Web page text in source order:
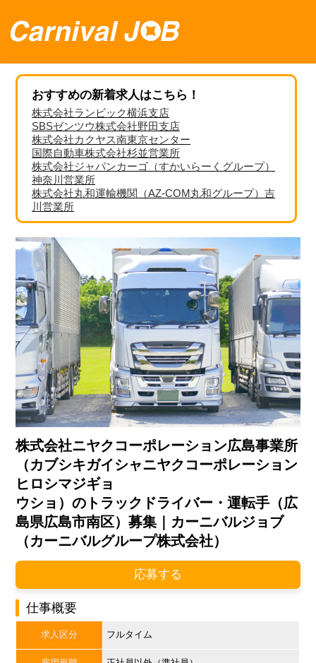
おすすめの新着求人はこちら！
株式会社ランビック横浜支店
SBSゼンツウ株式会社野田支店
株式会社カクヤス南東京センター
国際自動車株式会社杉並営業所
株式会社ジャパンカーゴ（すかいらーくグループ）
神奈川営業所
株式会社丸和運輸機関（AZ-COM丸和グループ）吉
川営業所
株式会社ニヤクコーポレーション広島事業所
（カブシキガイシャニヤクコーポレーション
ヒロシマジギョ
ウショ）のトラックドライバー・運転手（広
島県広島市南区）募集｜カーニバルジョブ
（カーニバルグループ株式会社）
応募する
仕事概要
求人区分 フルタイム